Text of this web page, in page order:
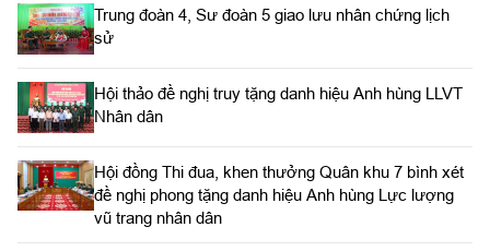
Trung đoàn 4, Sư đoàn 5 giao lưu nhân chứng lịch
sử
Hội thảo đề nghị truy tặng danh hiệu Anh hùng LLVT
Nhân dân
Hội đồng Thi đua, khen thưởng Quân khu 7 bình xét
đề nghị phong tặng danh hiệu Anh hùng Lực lượng
vũ trang nhân dân